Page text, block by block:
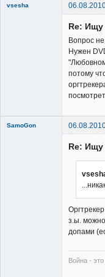
vsesha
Re:
Вопрос
Нужен
потому
SamoGon
Re:
з.ы.
допами
Война - это